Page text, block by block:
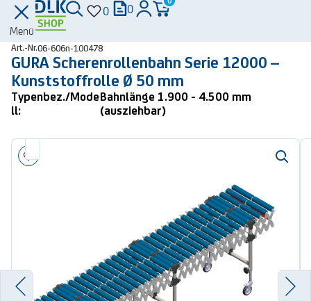
Menü
0 0
Art.-Nr.06-606n-100478
GURA Scherenrollenbahn Serie 12000 –
Kunststoffrolle Ø 50 mm
Typenbez./Mode
ll:
Bahnlänge 1.900 - 4.500 mm
(ausziehbar)